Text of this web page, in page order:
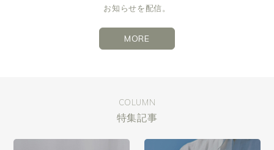
お知らせを配信。
MORE
COLUMN
特集記事